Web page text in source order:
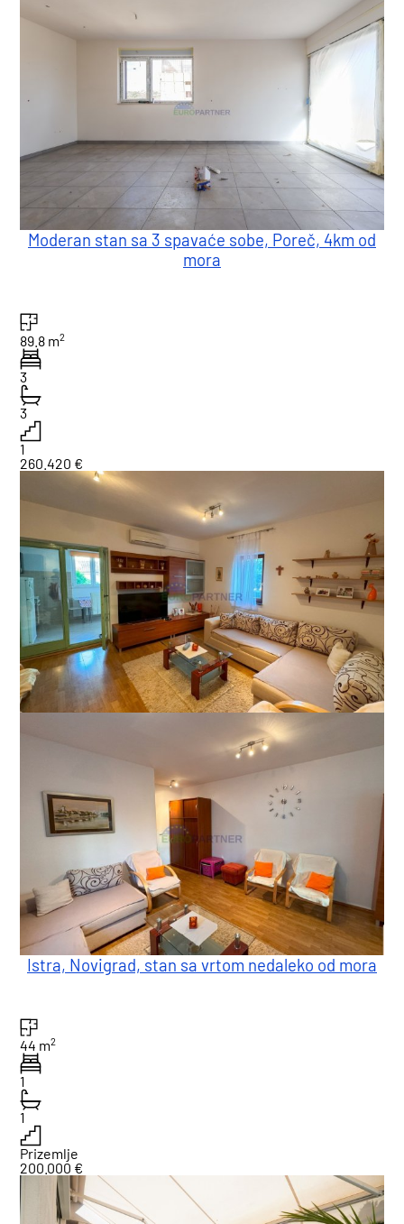
Moderan stan sa 3 spavaće sobe, Poreč, 4km od
mora
89.8 m2
3
3
1
260.420 €
Istra, Novigrad, stan sa vrtom nedaleko od mora
44 m2
1
1
Prizemlje
200.000 €